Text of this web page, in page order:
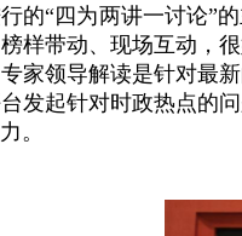
的“四为两讲一讨论”
样带动、现场互动，
家领导解读是针对最
发起针对时政热点的
。